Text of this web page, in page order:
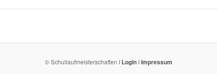
© Schullaufmeisterschaften I LoginIImpressum